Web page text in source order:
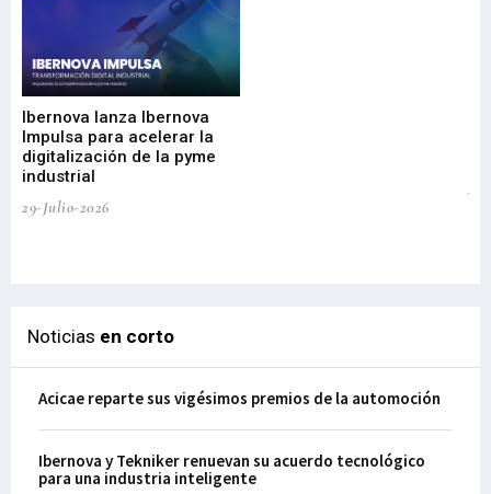
Ibernova lanza Ibernova
Impulsa para acelerar la
digitalización de la pyme
industrial
29-Julio-2026
Noticias en corto
Acicae reparte sus vigésimos premios de la automoción
Ibernova y Tekniker renuevan su acuerdo tecnológico
para una industria inteligente